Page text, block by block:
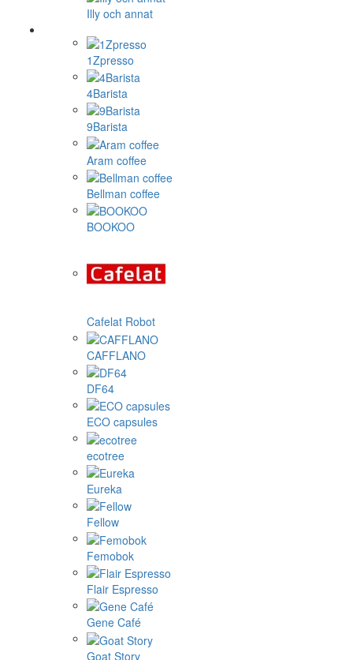
Illy och annat
1Zpresso
4Barista
9Barista
Aram coffee
Bellman coffee
BOOKOO
Cafelat Robot
CAFFLANO
DF64
ECO capsules
ecotree
Eureka
Fellow
Femobok
Flair Espresso
Gene Café
Goat Story